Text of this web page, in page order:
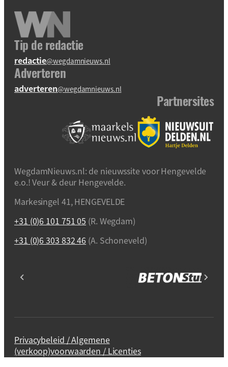
Tip de redactie
redactie@wegdamnieuws.nl
Adverteren
adverteren@wegdamnieuws.nl
Partnersites
WegdamNieuws.nl: de nieuwssite voor Hengevelde
e.o.! Veur & deur Hengevelde.
Markesingel 41, HENGEVELDE
+31 (0)6 101 751 05 (R. Wegdam)
+31 (0)6 303 832 46 (A. Schoneveld)
Privacybeleid / Algemene
(verkoop)voorwaarden / Licenties